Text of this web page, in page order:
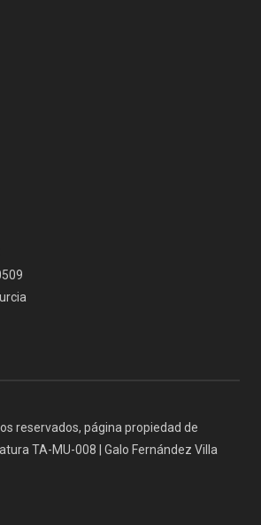
reservados, página propiedad de
TA-MU-008 | Galo Fernández Villa